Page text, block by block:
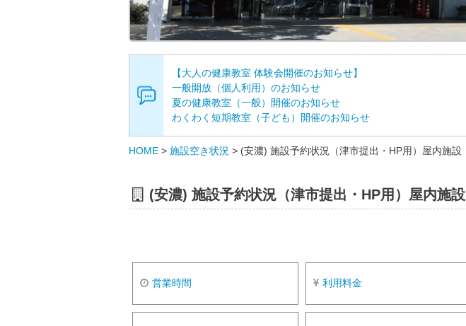
【大人の健康教室 体験会開催のお知らせ】
一般開放（個人利用）のお知らせ
夏の健康教室（一般）開催のお知らせ
わくわく短期教室（子ども）開催のお知らせ
HOME > 施設空き状況 > (安濃) 施設予約状況（津市提出・HP用）屋内施設
(安濃) 施設予約状況（津市提出・HP用）屋内施設
営業時間 利用料金